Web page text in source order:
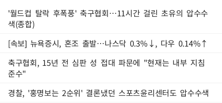
'월드컵 탈락 후폭풍' 축구협회…11시간 걸린 초유의 압수수
색(종합)
[속보] 뉴욕증시, 혼조 출발…나스닥 0.3%↓, 다우 0.14%↑
축구협회, 15년 전 심판 성 접대 파문에 "현재는 내부 지침
준수"
경찰, '홍명보는 2순위' 결론냈던 스포츠윤리센터도 압수수색